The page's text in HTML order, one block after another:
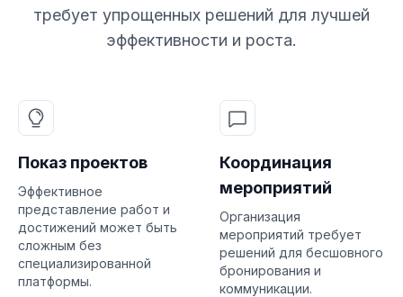
требует упрощенных решений для лучшей
эффективности и роста.
Показ проектов
Эффективное
представление работ и
достижений может быть
сложным без
специализированной
платформы.
Координация
мероприятий
Организация
мероприятий требует
решений для бесшовного
бронирования и
коммуникации.